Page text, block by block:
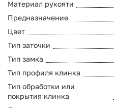
Материал рукояти
Предназначение
Цвет
Тип заточки
Тип замка
Тип профиля клинка
Тип обработки или
покрытия клинка